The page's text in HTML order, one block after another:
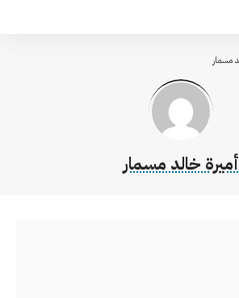
أميرة خالد مسمار